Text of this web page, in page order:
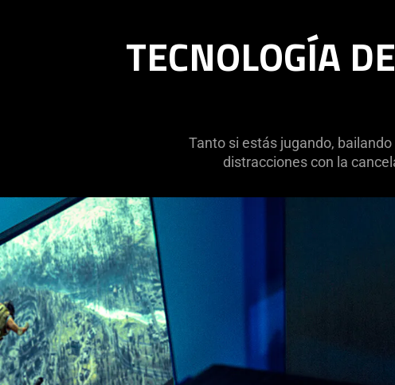
TECNOLOGÍA
Tanto si estás jugando,
distracciones con la